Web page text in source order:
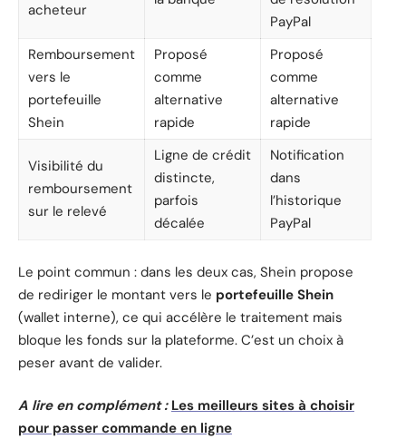
acheteur
PayPal
Remboursement
vers le
portefeuille
Shein
Proposé
comme
alternative
rapide
Proposé
comme
alternative
rapide
Visibilité du
remboursement
sur le relevé
Ligne de crédit
distincte,
parfois
décalée
Notification
dans
l’historique
PayPal
Le point commun : dans les deux cas, Shein propose
de rediriger le montant vers le portefeuille Shein
(wallet interne), ce qui accélère le traitement mais
bloque les fonds sur la plateforme. C’est un choix à
peser avant de valider.
A lire en complément : Les meilleurs sites à choisir
pour passer commande en ligne